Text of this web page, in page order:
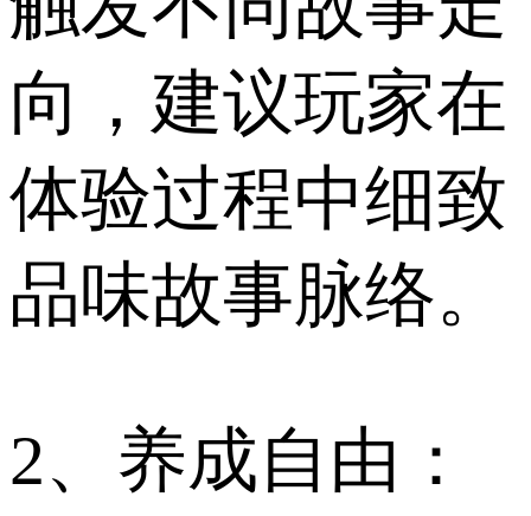
向，建议玩家在
体验过程中细致
品味故事脉络。
2、养成自由：